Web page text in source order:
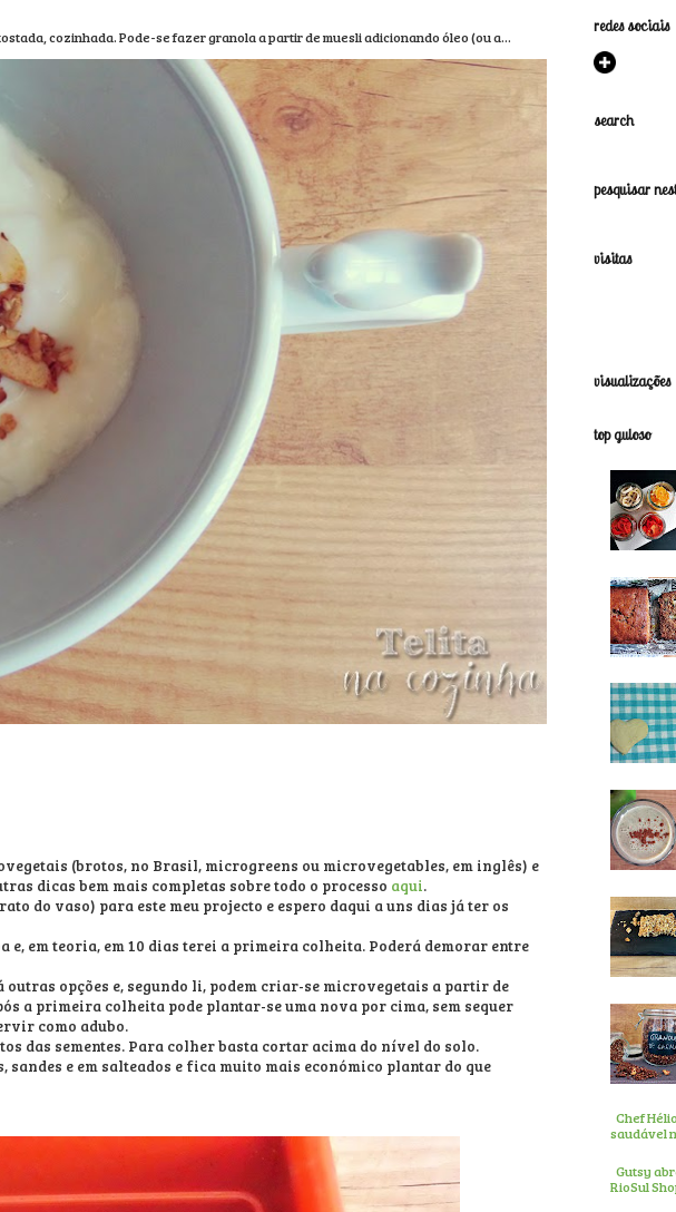
cozinhada. Pode-se fazer granola a partir de muesli adicionando óleo (ou a...
(brotos, no Brasil, microgreens ou microvegetables, em inglês) e
dicas bem mais completas sobre todo o processo aqui.
do vaso) para este meu projecto e espero daqui a uns dias já ter os
em teoria, em 10 dias terei a primeira colheita. Poderá demorar entre
outras opções e, segundo li, podem criar-se microvegetais a partir de
a primeira colheita pode plantar-se uma nova por cima, sem sequer
como adubo.
das sementes. Para colher basta cortar acima do nível do solo.
sandes e em salteados e fica muito mais económico plantar do que
redes sociais
search
pesquisar
visitas
visualizações
top guloso
Chef
saudável
Gutsy
RioSul